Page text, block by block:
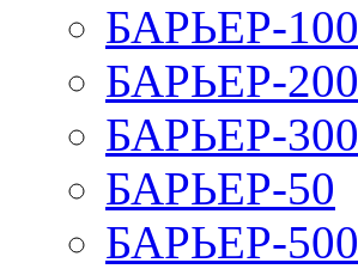
БАРЬЕР-100
БАРЬЕР-200
БАРЬЕР-300
БАРЬЕР-50
БАРЬЕР-500